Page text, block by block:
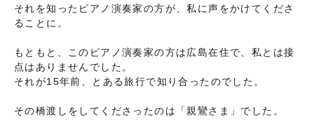
それを知ったピアノ演奏家の方が、私に声をかけてくださ
ることに。
もともと、このピアノ演奏家の方は広島在住で、私とは接
点はありませんでした。
それが15年前、とある旅行で知り合ったのでした。
その橋渡しをしてくださったのは「親鸞さま」でした。